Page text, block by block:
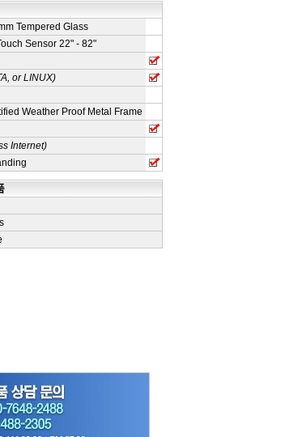
Tempered Glass
Sensor 22" - 82"
or LINUX)
Weather Proof Metal Frame
Internet)